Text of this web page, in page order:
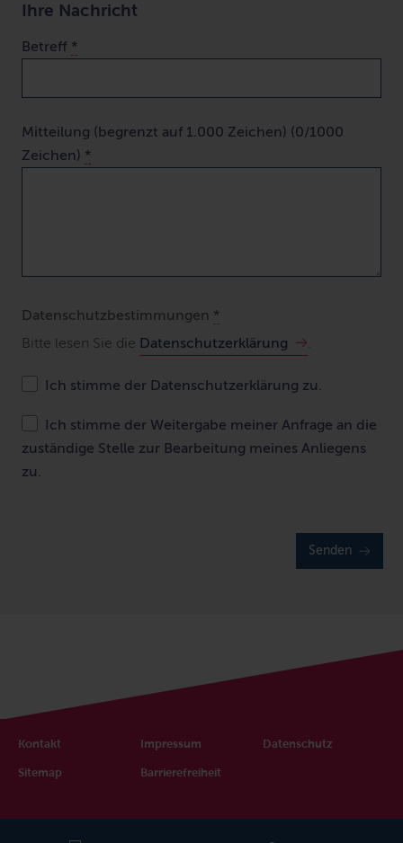
Ihre Nachricht
Betreff *
Mitteilung (begrenzt auf 1.000 Zeichen) (0/1000
Zeichen) *
Datenschutzbestimmungen *
Bitte lesen Sie die Datenschutzerklärung
Ich stimme der Datenschutzerklärung zu.
Ich stimme der Weitergabe meiner Anfrage an die
zuständige Stelle zur Bearbeitung meines Anliegens
zu.
Senden
Kontakt Impressum Datenschutz
Sitemap Barrierefreiheit